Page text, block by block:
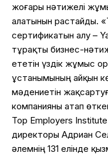
жоғары нәтижелі
алатынын растайды.
сертификатын алу –
тұрақты бизнес-
ететін үздік жұмыс
ұстанымының айқын
мәдениетін
компанияны атап
Top Employers
директоры Адриан
әлемнің 131 елінде